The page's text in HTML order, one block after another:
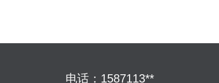
电话：1587113**